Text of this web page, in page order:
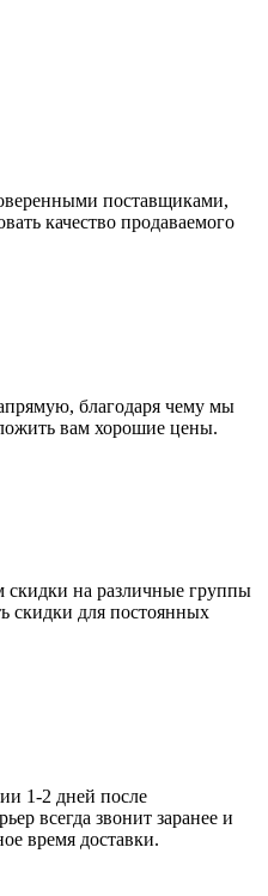
поставщиками,
качество продаваемого
благодаря чему мы
вам хорошие цены.
скидки на различные группы
скидки для постоянных
1-2 дней после
всегда звонит заранее и
время доставки.